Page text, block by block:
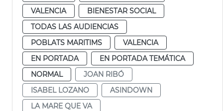
VALENCIA
BIENESTAR SOCIAL
TODAS LAS AUDIENCIAS
POBLATS MARITIMS
VALENCIA
EN PORTADA
EN PORTADA TEMÁTICA
NORMAL
JOAN RIBÓ
ISABEL LOZANO
ASINDOWN
LA MARE QUE VA